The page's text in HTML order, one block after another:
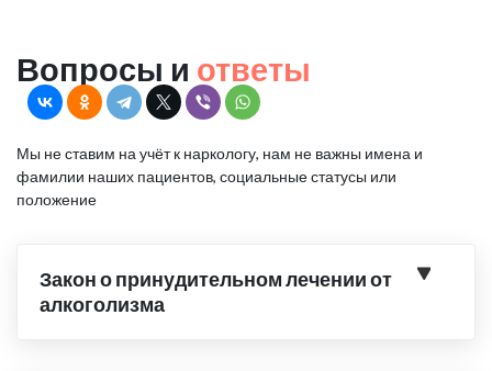
Вопросы и ответы
Мы не ставим на учёт к наркологу, нам не важны имена и
фамилии наших пациентов, социальные статусы или
положение
Закон о принудительном лечении от
алкоголизма